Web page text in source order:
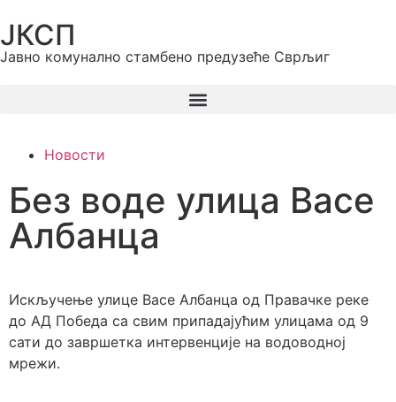
ЈКСП
Јавно комунално стамбено предузеће Сврљиг
Новости
Без воде улица Васе
Албанца
Искључење улице Васе Албанца од Правачке реке
до АД Победа са свим припадајућим улицама од 9
сати до завршетка интервенције на водоводној
мрежи.